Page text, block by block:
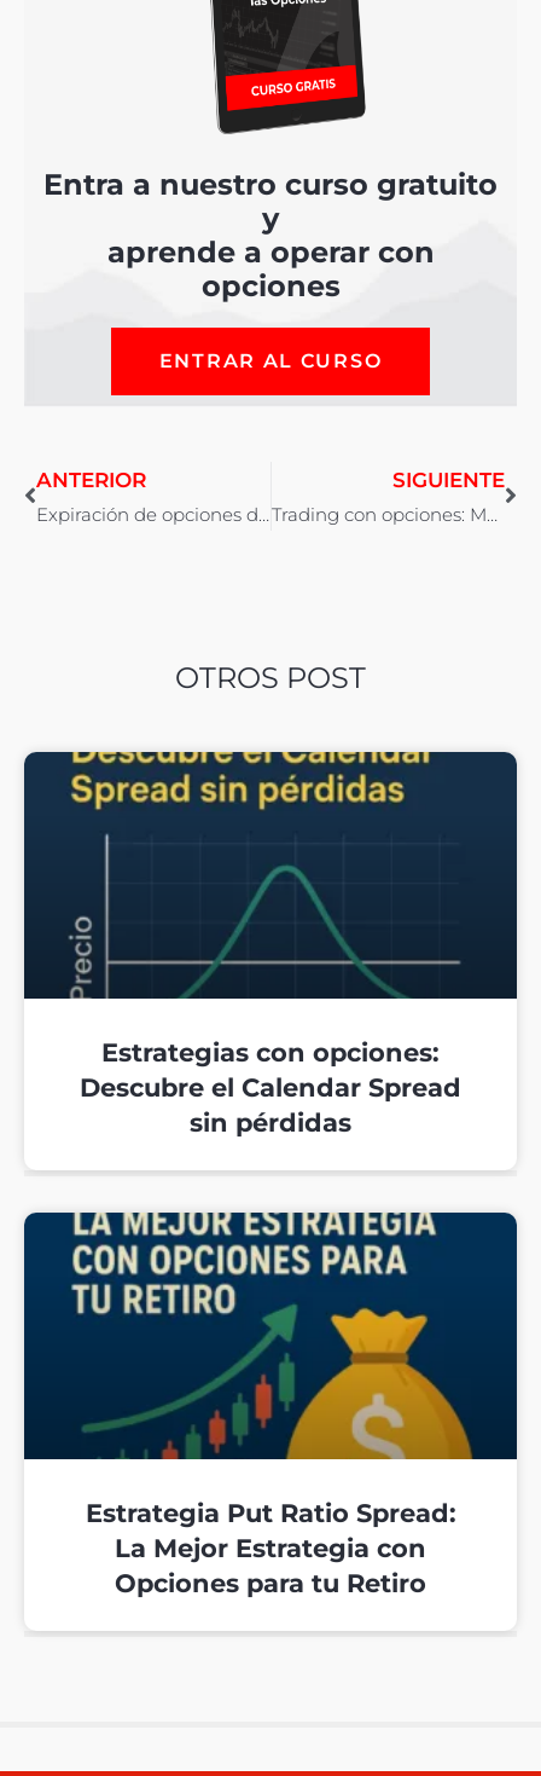
Entra a nuestro curso gratuito
y
aprende a operar con
opciones
ENTRAR AL CURSO
ANTERIOR
Expiración de opciones de marzo: una semana complicada
SIGUIENTE
Trading con opciones: Mantén siempre ordenadas tus prioridades.
OTROS POST
Estrategias con opciones:
Descubre el Calendar Spread
sin pérdidas
Estrategia Put Ratio Spread:
La Mejor Estrategia con
Opciones para tu Retiro